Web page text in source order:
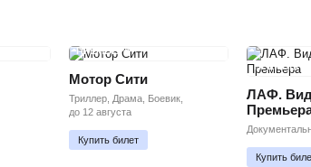
ПРЕМЬЕРА
Мотор Сити
Триллер, Драма, Боевик,
до 12 августа
Купить билет
ПРЕМЬЕРА
ЛАФ.
Купить